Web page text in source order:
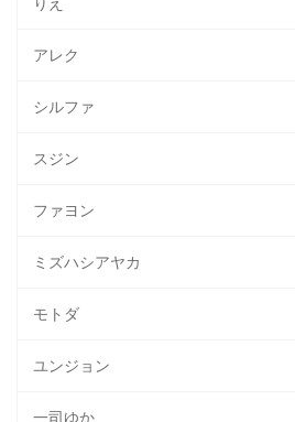
アレク
シルファ
スジン
ファヨン
ミズハシアヤカ
モトダ
ユンジョン
一司ゆか